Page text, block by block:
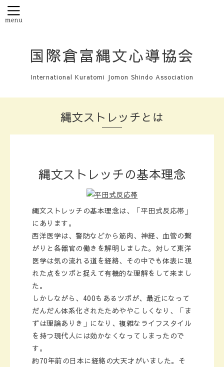
国際倉富縄文心導協会
International Kuratomi Jomon Shindo Association
縄文ストレッチとは
縄文ストレッチの基本理念
縄文ストレッチの基本理念は、「平田式反応帯」
にあります。
西洋医学は、警防などから筋肉、神経、血管の繋
がりと各器官の働きを解明しました。対して東洋
医学は気の流れる道を経絡、その中でも体表に現
れた点をツボと捉えて有機的な理解をして来まし
た。
しかしながら、400もあるツボが、最近になって
だんだん体系化されたためややこしくなり、「ま
ずは理論ありき」になり、複雑なライフスタイル
を持つ現代人には効かなくなってしまったので
す。
約70年前の日本に経絡の大天才がいました。そ